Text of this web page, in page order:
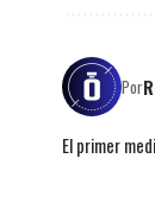
Por
El primer